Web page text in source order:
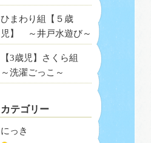
ひまわり組【５歳
児】 ～井戸水遊び～
【3歳児】さくら組
～洗濯ごっこ～
カテゴリー
にっき